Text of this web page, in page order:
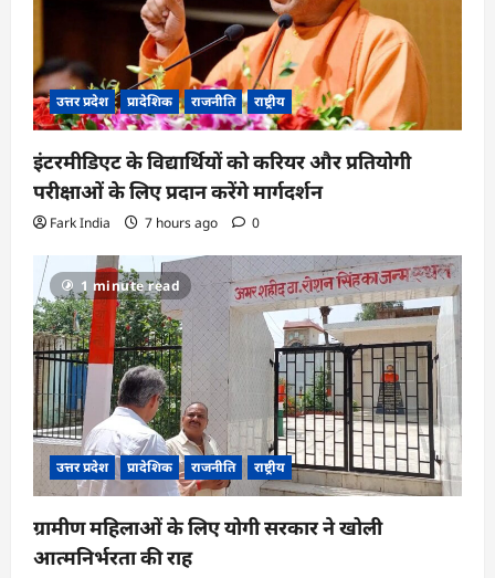
उत्तर प्रदेश प्रादेशिक राजनीति राष्ट्रीय
इंटरमीडिएट के विद्यार्थियों को करियर और प्रतियोगी
परीक्षाओं के लिए प्रदान करेंगे मार्गदर्शन
Fark India 7 hours ago 0
1 minute read
उत्तर प्रदेश प्रादेशिक राजनीति राष्ट्रीय
ग्रामीण महिलाओं के लिए योगी सरकार ने खोली
आत्मनिर्भरता की राह